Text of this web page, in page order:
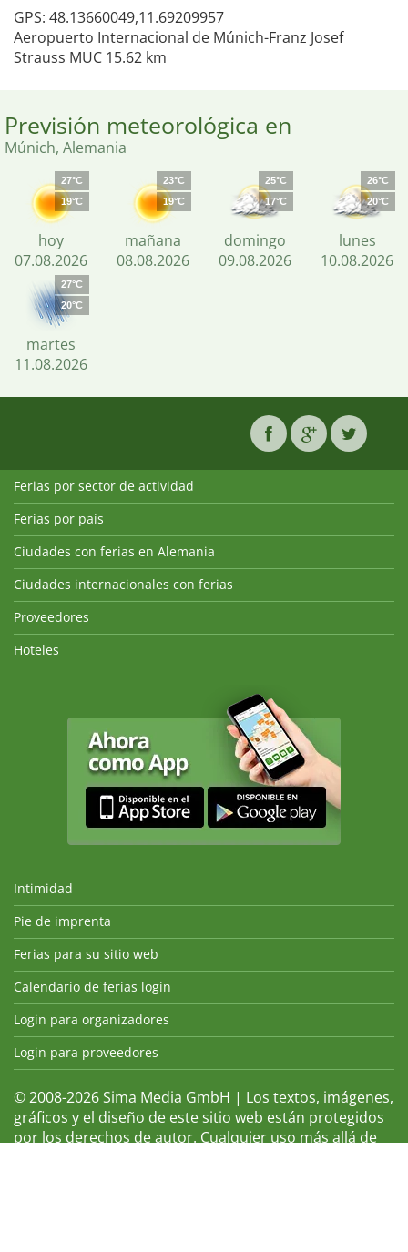
GPS: 48.13660049,11.69209957
Aeropuerto Internacional de Múnich-Franz Josef
Strauss MUC 15.62 km
Previsión meteorológica en
Múnich, Alemania
27°C
19°C
hoy
07.08.2026
23°C
19°C
mañana
08.08.2026
25°C
17°C
domingo
09.08.2026
26°C
20°C
lunes
10.08.2026
27°C
20°C
martes
11.08.2026
Ferias por sector de actividad
Ferias por país
Ciudades con ferias en Alemania
Ciudades internacionales con ferias
Proveedores
Hoteles
Intimidad
Pie de imprenta
Ferias para su sitio web
Calendario de ferias login
Login para organizadores
Login para proveedores
© 2008-2026 Sima Media GmbH | Los textos, imágenes,
gráficos y el diseño de este sitio web están protegidos
por los derechos de autor. Cualquier uso más allá de